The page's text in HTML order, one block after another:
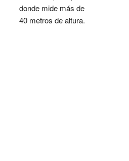
donde mide más de
40 metros de altura.